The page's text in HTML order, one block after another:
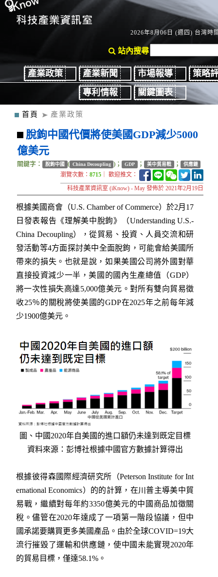
2026年8月06日 (週四) 台灣時
站內搜尋
產業政策 產業新聞 市場報導
策略
專利情報
關鍵圖表
首頁 產業政策
脫鉤中國代價將使美國GDP減少5000
億美元
關鍵字： 脫鉤中國 ( China Decoupling )； GDP ； 美中貿易戰 ； 供應鏈
瀏覽次數：8715 ｜ 歡迎推文：
科技產業資訊室 (iKnow) - May 發佈於 2021年2月19日
根據美國商會（U.S. Chamber of Commerce）於2月17
日發表報告《理解美中脫鉤》（Understanding U.S.-
China Decoupling），從貿易、投資、人員交流和研
發活動等4方面探討美中全面脫鉤，可能會給美國所
帶來的損失。也就是說，如果美國公司將外國對華
直接投資減少一半，美國的國內生產總值（GDP）
將一次性損失高達5,000億美元。對所有雙向貿易徵
收25％的關稅將使美國的GDP在2025年之前每年減
少1900億美元。
圖、中國2020年自美國的進口額仍未達到既定目標
資料來源：彭博社根據中國官方數據計算得出
根據彼得森國際經濟研究所（Peterson Institute for Int
ernational Economics）的的計算，在川普主導美中貿
易戰，繼續對每年約3350億美元的中國商品加徵關
稅。儘管在2020年達成了一項第一階段協議，但中
國承諾要購買更多美國產品。由於全球COVID=19大
流行摧毀了運輸和供應鏈，使中國未能實現2020年
的貿易目標，僅達58.1%。